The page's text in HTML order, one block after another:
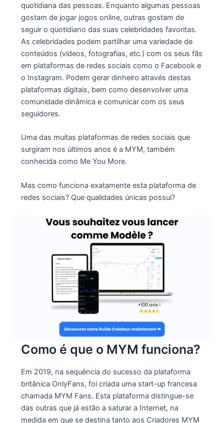
quotidiana das pessoas. Enquanto algumas pessoas
gostam de jogar jogos online, outras gostam de
seguir o quotidiano das suas celebridades favoritas.
As celebridades podem partilhar uma variedade de
conteúdos (vídeos, fotografias, etc.) com os seus fãs
em plataformas de redes sociais como o Facebook e
o Instagram. Podem gerar dinheiro através destas
plataformas digitais, bem como desenvolver uma
comunidade dinâmica e comunicar com os seus
seguidores.
Uma das muitas plataformas de redes sociais que
surgiram nos últimos anos é a MYM, também
conhecida como Me You More.
Mas como funciona exatamente esta plataforma de
redes sociais? Que qualidades únicas possui?
Como é que o MYM funciona?
Em 2019, na sequência do sucesso da plataforma
britânica OnlyFans, foi criada uma start-up francesa
chamada MYM Fans. Esta plataforma distingue-se
das outras que já estão a saturar a Internet, na
medida em que se destina tanto aos Criadores MYM